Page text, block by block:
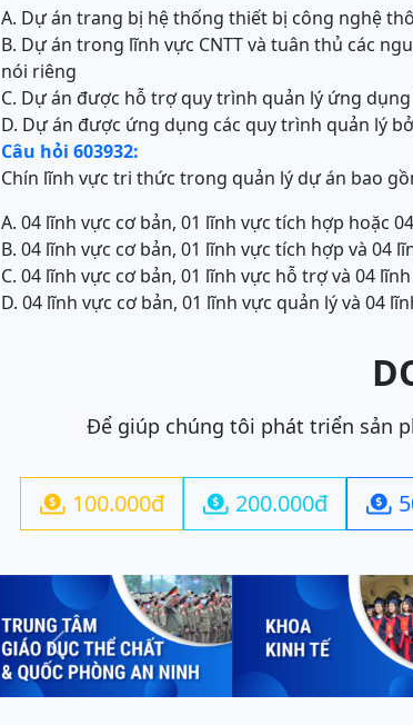
A. Dự án trang bị hệ thống thiết bị công nghệ
B. Dự án trong lĩnh vực CNTT và tuân thủ các
nói riêng
C. Dự án được hỗ trợ quy trình quản lý ứng
D. Dự án được ứng dụng các quy trình quản lý
Câu hỏi 603932:
Chín lĩnh vực tri thức trong quản lý dự án bao
A. 04 lĩnh vực cơ bản, 01 lĩnh vực tích hợp hoặc
B. 04 lĩnh vực cơ bản, 01 lĩnh vực tích hợp và 04
C. 04 lĩnh vực cơ bản, 01 lĩnh vực hỗ trợ và 04
D. 04 lĩnh vực cơ bản, 01 lĩnh vực quản lý và 04
Để giúp chúng tôi phát triển sản
 100.000đ  200.000đ 
Previous